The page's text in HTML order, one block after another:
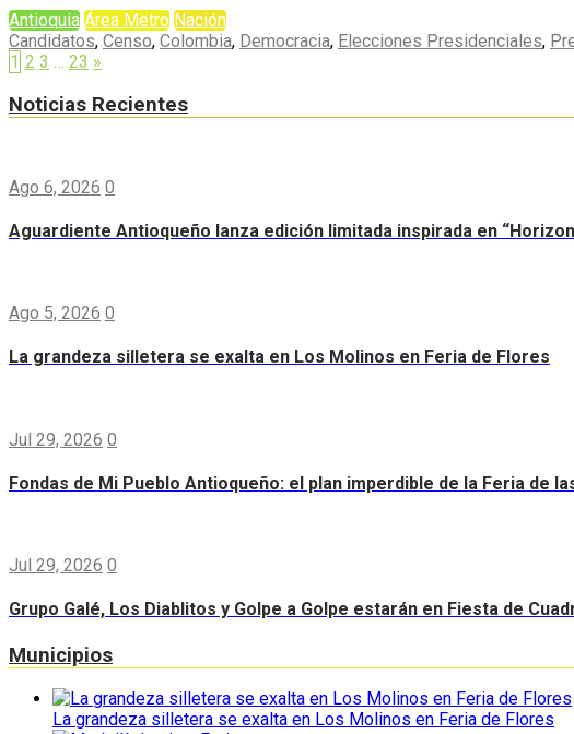
Antioquia Área Metro Nación
Candidatos, Censo, Colombia, Democracia, Elecciones Presidenciales,
1 2 3 … 23 »
Noticias Recientes
Ago 6, 2026 0
Aguardiente Antioqueño lanza edición limitada inspirada en
Ago 5, 2026 0
La grandeza silletera se exalta en Los Molinos en Feria de Flores
Jul 29, 2026 0
Fondas de Mi Pueblo Antioqueño: el plan imperdible de la Feria de
Jul 29, 2026 0
Grupo Galé, Los Diablitos y Golpe a Golpe estarán en Fiesta de
Municipios
La grandeza silletera se exalta en Los Molinos en Feria de Flores